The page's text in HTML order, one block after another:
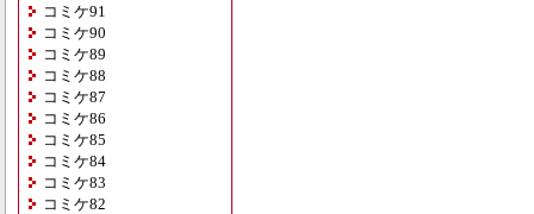
コミケ91
コミケ90
コミケ89
コミケ88
コミケ87
コミケ86
コミケ85
コミケ84
コミケ83
コミケ82